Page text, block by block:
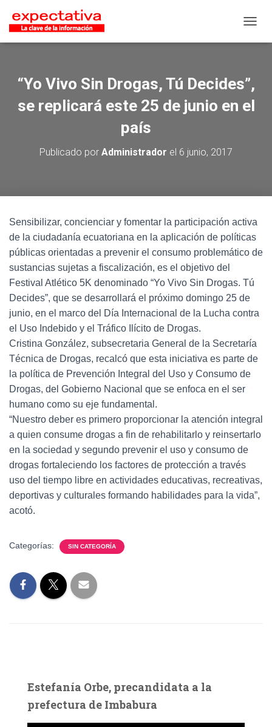
“Yo Vivo Sin Drogas, Tú Decides”,
se replicará este 25 de junio en el
país
Publicado por Administrador el 6 junio, 2017
Sensibilizar, concienciar y fomentar la participación activa
de la ciudadanía ecuatoriana en la aplicación de políticas
públicas orientadas a prevenir el consumo problemático de
sustancias sujetas a fiscalización, es el objetivo del
Festival Atlético 5K denominado “Yo Vivo Sin Drogas. Tú
Decides”, que se desarrollará el próximo domingo 25 de
junio, en el marco del Día Internacional de la Lucha contra
el Uso Indebido y el Tráfico Ilícito de Drogas.
Cristina González, subsecretaria General de la Secretaría
Técnica de Drogas, recalcó que esta iniciativa es parte de
la política de Prevención Integral del Uso y Consumo de
Drogas, del Gobierno Nacional que se enfoca en el ser
humano como su eje fundamental.
“Nuestro deber es primero proporcionar la atención integral
a quien consume drogas a fin de rehabilitarlo y reinsertarlo
en la sociedad y segundo prevenir el uso y consumo de
drogas fortaleciendo los factores de protección a través
uso del tiempo libre en actividades educativas, recreativas,
deportivas y culturales formando habilidades para la vida”,
acotó.
Categorías: SIN CATEGORÍA
Estefanía Orbe, precandidata a la
prefectura de Imbabura